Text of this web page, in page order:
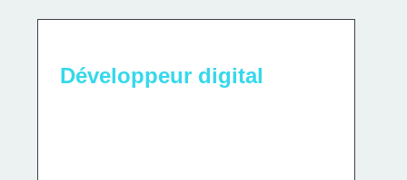
Développeur digital